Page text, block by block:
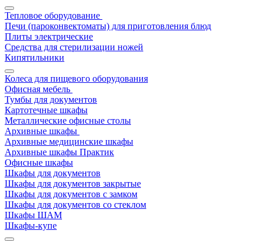
Тепловое оборудование
Печи (пароконвектоматы) для приготовления блюд
Плиты электрические
Средства для стерилизации ножей
Кипятильники
Колеса для пищевого оборудования
Офисная мебель
Тумбы для документов
Картотечные шкафы
Металлические офисные столы
Архивные шкафы
Архивные медицинские шкафы
Архивные шкафы Практик
Офисные шкафы
Шкафы для документов
Шкафы для документов закрытые
Шкафы для документов с замком
Шкафы для документов со стеклом
Шкафы ШАМ
Шкафы-купе